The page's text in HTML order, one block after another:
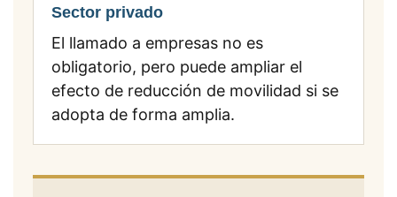
Sector privado
El llamado a empresas no es
obligatorio, pero puede ampliar el
efecto de reducción de movilidad si se
adopta de forma amplia.